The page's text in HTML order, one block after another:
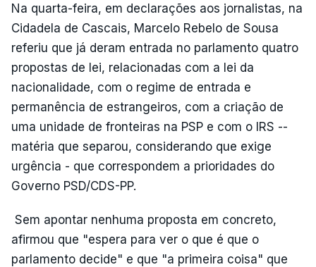
Na quarta-feira, em declarações aos jornalistas, na
Cidadela de Cascais, Marcelo Rebelo de Sousa
referiu que já deram entrada no parlamento quatro
propostas de lei, relacionadas com a lei da
nacionalidade, com o regime de entrada e
permanência de estrangeiros, com a criação de
uma unidade de fronteiras na PSP e com o IRS --
matéria que separou, considerando que exige
urgência - que correspondem a prioridades do
Governo PSD/CDS-PP.
Sem apontar nenhuma proposta em concreto,
afirmou que "espera para ver o que é que o
parlamento decide" e que "a primeira coisa" que